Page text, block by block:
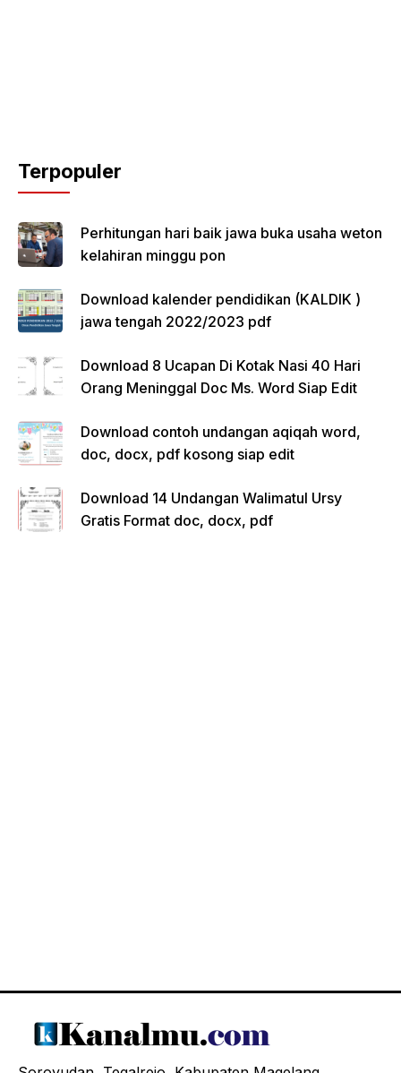
Terpopuler
Perhitungan hari baik jawa buka usaha weton
kelahiran minggu pon
Download kalender pendidikan (KALDIK )
jawa tengah 2022/2023 pdf
Download 8 Ucapan Di Kotak Nasi 40 Hari
Orang Meninggal Doc Ms. Word Siap Edit
Download contoh undangan aqiqah word,
doc, docx, pdf kosong siap edit
Download 14 Undangan Walimatul Ursy
Gratis Format doc, docx, pdf